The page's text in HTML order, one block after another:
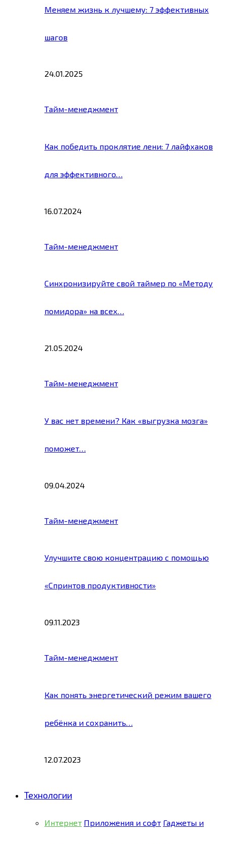
Меняем жизнь к лучшему: 7 эффективных
шагов
24.01.2025
Тайм-менеджмент
Как победить проклятие лени: 7 лайфхаков
для эффективного…
16.07.2024
Тайм-менеджмент
Синхронизируйте свой таймер по «Методу
помидора» на всех…
21.05.2024
Тайм-менеджмент
У вас нет времени? Как «выгрузка мозга»
поможет…
09.04.2024
Тайм-менеджмент
Улучшите свою концентрацию с помощью
«Спринтов продуктивности»
09.11.2023
Тайм-менеджмент
Как понять энергетический режим вашего
ребёнка и сохранить…
12.07.2023
Технологии
Интернет Приложения и софт Гаджеты и